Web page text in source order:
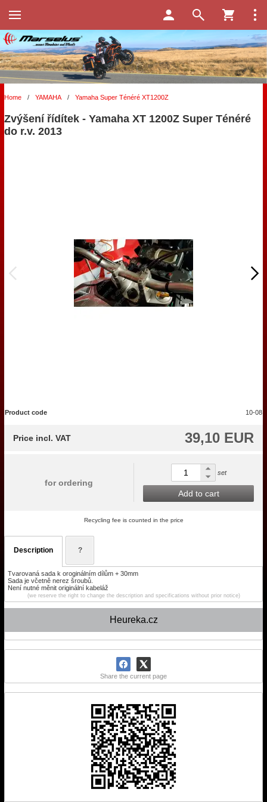
Heureka.cz
Share the current page
Home / YAMAHA / Yamaha Super Ténéré XT1200Z
Zvýšení řídítek - Yamaha XT 1200Z Super Ténéré
do r.v. 2013
Product code 10-08
39,10 EUR
Price incl. VAT
for ordering
set
Add to cart
Recycling fee is counted in the price
Description ?
Tvarovaná sada k oroginálním dílům + 30mm
Sada je včetně nerez šroubů.
Není nutné měnit originální kabeláž
(we reserve the right to change the description and specifications without prior notice)